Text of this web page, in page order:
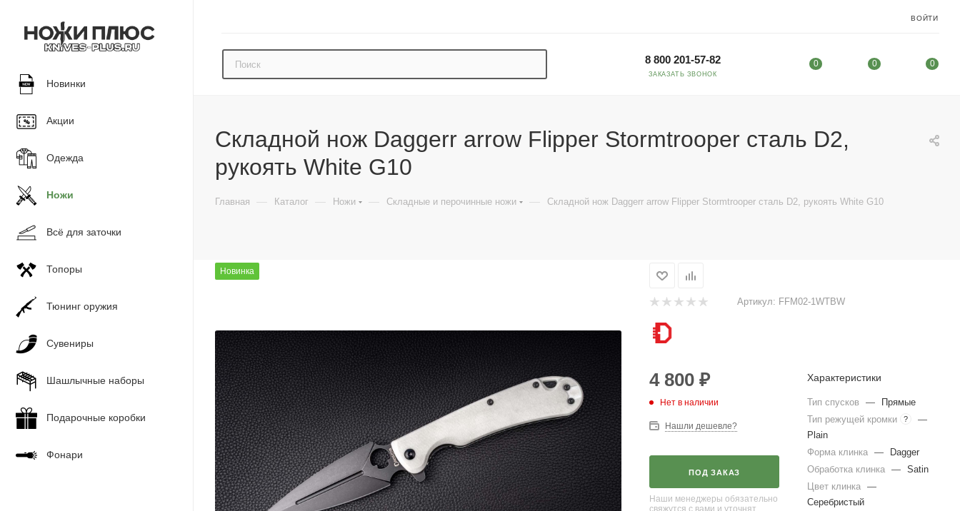
ВОЙТИ
8 800 201-57-82
ЗАКАЗАТЬ ЗВОНОК
0 0 0
Новинки
Акции
Одежда
Ножи
Всё для заточки
Топоры
Тюнинг оружия
Сувениры
Шашлычные наборы
Подарочные коробки
Фонари
Складной нож Daggerr arrow Flipper Stormtrooper сталь D2,
рукоять White G10
Главная — Каталог — Ножи — Складные и перочинные ножи — Складной нож Daggerr arrow Flipper Stormtrooper сталь D2, рукоять White G10
Новинка
Артикул: FFM02-1WTBW
4 800₽
Нет в наличии
Нашли дешевле?
ПОД ЗАКАЗ
Наши менеджеры обязательно
свяжутся с вами и уточнят
Характеристики
Тип спусков —
Прямые
Тип режущей кромки
?
—
Plain
Форма клинка
—
Dagger
Обработка клинка
—
Satin
Цвет клинка
—
Серебристый